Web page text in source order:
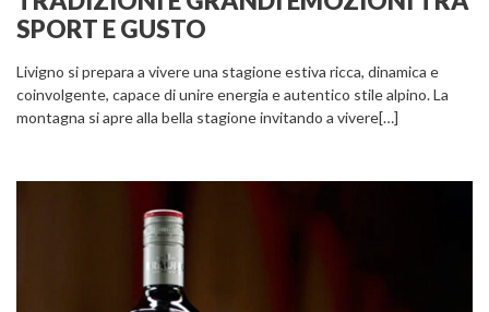
SPORT E GUSTO
Livigno si prepara a vivere una stagione estiva ricca, dinamica e
coinvolgente, capace di unire energia e autentico stile alpino. La
montagna si apre alla bella stagione invitando a vivere[…]